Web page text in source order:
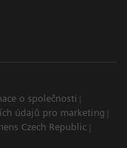
o společnosti
údajů pro marketing
Czech Republic